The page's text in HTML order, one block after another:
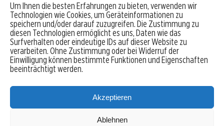
Um Ihnen die besten Erfahrungen zu bieten, verwenden wir
Technologien wie Cookies, um Geräteinformationen zu
speichern und/oder darauf zuzugreifen. Die Zustimmung zu
diesen Technologien ermöglicht es uns, Daten wie das
Surfverhalten oder eindeutige IDs auf dieser Website zu
verarbeiten. Ohne Zustimmung oder bei Widerruf der
Einwilligung können bestimmte Funktionen und Eigenschaften
beeinträchtigt werden.
Akzeptieren
Ablehnen
Robo-Advisor vergleichen
Depotvergleich
Festgeld vergleichen
Tagesgeld vergleichen